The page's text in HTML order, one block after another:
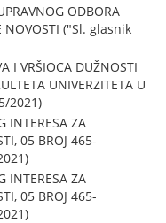
ODBORA
NOVOSTI ("Sl. glasnik
I VRŠIOCA DUŽNOSTI
UNIVERZITETA U
2021)
INTERESA ZA
05 BROJ 465-
INTERESA ZA
05 BROJ 465-